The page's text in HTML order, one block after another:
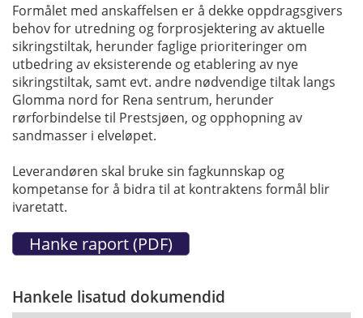
Formålet med anskaffelsen er å dekke oppdragsgivers
behov for utredning og forprosjektering av aktuelle
sikringstiltak, herunder faglige prioriteringer om
utbedring av eksisterende og etablering av nye
sikringstiltak, samt evt. andre nødvendige tiltak langs
Glomma nord for Rena sentrum, herunder
rørforbindelse til Prestsjøen, og opphopning av
sandmasser i elveløpet.
Leverandøren skal bruke sin fagkunnskap og
kompetanse for å bidra til at kontraktens formål blir
ivaretatt.
Hankele lisatud dokumendid